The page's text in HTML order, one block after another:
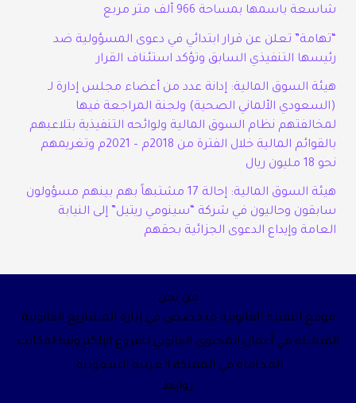
شاسعة باسمها بمساحة 966 ألف متر مربع
“تهامة” تعلن عن قرار ابتدائي في دعوى المسؤولية ضد
رئيسها التنفيذي السابق وتؤكد استئناف القرار
هيئة السوق المالية: إدانة عدد من أعضاء مجلس إدارة لـ
(السعودي الألماني الصحية) ولجنة المراجعة فيها
لمخالفتهم نظام السوق المالية ولوائحه التنفيذية بتلاعبهم
بالقوائم المالية خلال الفترة من 2018م – 2021م وتغريمهم
نحو 18 مليون ريال
هيئة السوق المالية: إحالة 17 مشتبهاً بهم بينهم مسؤولون
سابقون وحاليون في شركة “سينومي ريتيل” إلى النيابة
العامة وإيداع الدعوى الجزائية بحقهم
من نحن
موقع التقنية القانونية متخصص في إدارة المشاريع القانونية
المتمثلة في أعمال المحتوى القانوني للفروع الإلكترونية لمكاتب
المحاماة في المملكة العربية السعودية.
روابط